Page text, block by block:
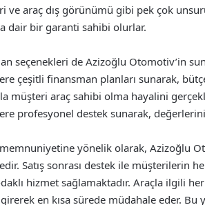
ve araç dış görünümü gibi pek çok
dair bir garanti sahibi olurlar.
seçenekleri de Azizoğlu Otomotiv’in
çeşitli finansman planları sunarak,
müşteri araç sahibi olma hayalini
profesyonel destek sunarak,
yönelik olarak, Azizoğlu
Satış sonrası destek ile müşterilerin
hizmet sağlamaktadır. Araçla ilgili
en kısa sürede müdahale eder.